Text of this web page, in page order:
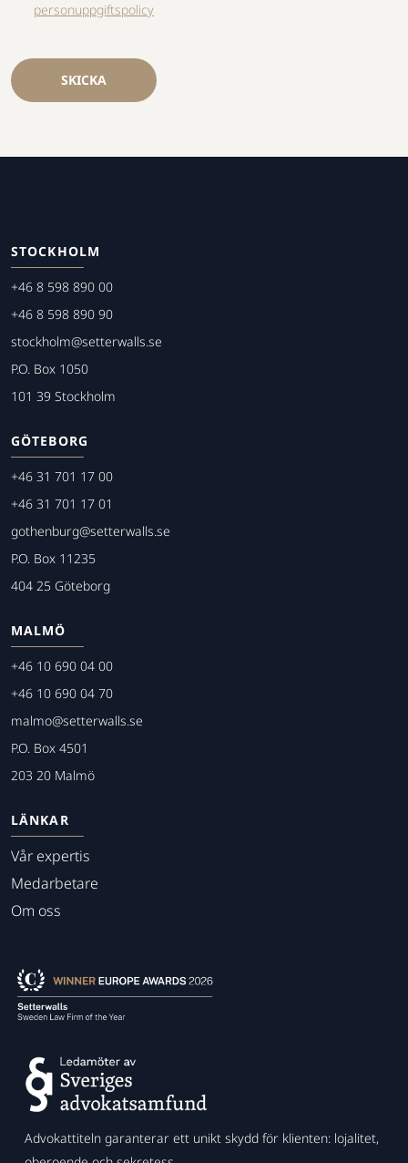
personuppgiftspolicy
SKICKA
STOCKHOLM
+46 8 598 890 00
+46 8 598 890 90
stockholm@setterwalls.se
P.O. Box 1050
101 39 Stockholm
GÖTEBORG
+46 31 701 17 00
+46 31 701 17 01
gothenburg@setterwalls.se
P.O. Box 11235
404 25 Göteborg
MALMÖ
+46 10 690 04 00
+46 10 690 04 70
malmo@setterwalls.se
P.O. Box 4501
203 20 Malmö
LÄNKAR
Vår expertis
Medarbetare
Om oss
Advokattiteln garanterar ett unikt skydd för klienten: lojalitet,